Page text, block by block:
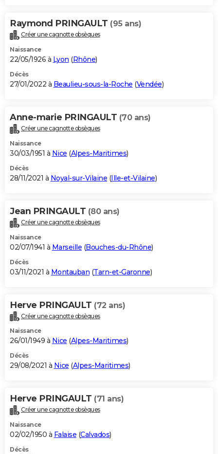
Raymond PRINGAULT (95 ans)
Créer une cagnotte obsèques
Naissance
22/05/1926 à Lyon (Rhône)
Décès
27/01/2022 à Beaulieu-sous-la-Roche (Vendée)
Anne-marie PRINGAULT (70 ans)
Créer une cagnotte obsèques
Naissance
30/03/1951 à Nice (Alpes-Maritimes)
Décès
28/11/2021 à Noyal-sur-Vilaine (Ille-et-Vilaine)
Jean PRINGAULT (80 ans)
Créer une cagnotte obsèques
Naissance
02/07/1941 à Marseille (Bouches-du-Rhône)
Décès
03/11/2021 à Montauban (Tarn-et-Garonne)
Herve PRINGAULT (72 ans)
Créer une cagnotte obsèques
Naissance
26/01/1949 à Nice (Alpes-Maritimes)
Décès
29/08/2021 à Nice (Alpes-Maritimes)
Herve PRINGAULT (71 ans)
Créer une cagnotte obsèques
Naissance
02/02/1950 à Falaise (Calvados)
Décès